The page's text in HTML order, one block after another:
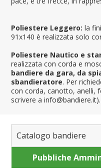
Poliestere Leggero: la
91x140 è realizzata solo
Poliestere Nautico e
realizzata con corda e
bandiere da gara, da
sbandieratore. Per
con corda, canotto, anelli,
scrivere a info@bandiere.it).
Catalogo bandiere
Bandiere del Mondo
Pubbliche